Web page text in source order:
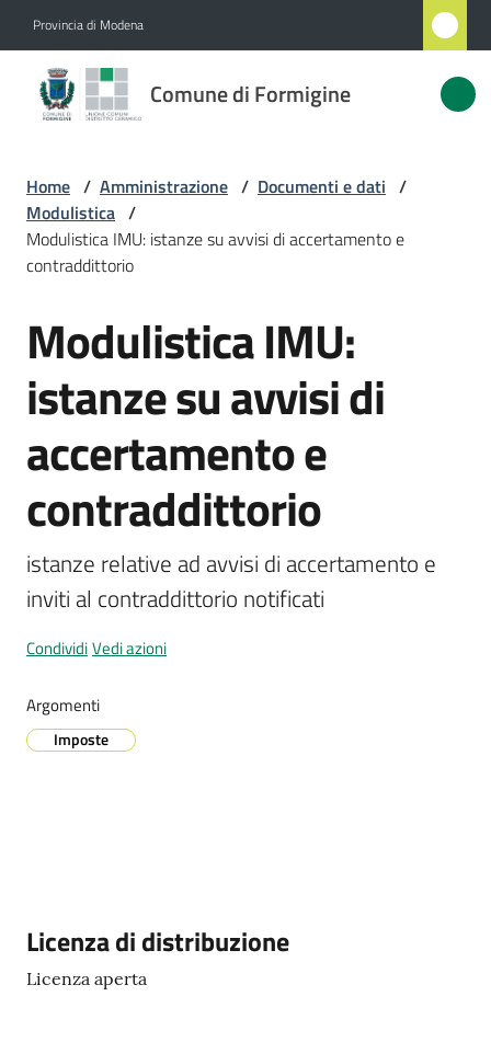
Provincia di Modena
Comune di Formigine
Comune
di
Amministrazione
Menu selezionato
Servizi
Vivere
Formigine
Prenotazione
appuntamenti
A
l
e
e
o
Home / Amministrazione / Documenti e dati /
Modulistica /
Modulistica IMU: istanze su avvisi di accertamento e
contraddittorio
Salta al contenuto
Modulistica IMU:
istanze su avvisi di
accertamento e
contraddittorio
istanze relative ad avvisi di accertamento e
inviti al contraddittorio notificati
CondividiVedi azioni
Argomenti
Imposte
Descrizione
Licenza di distribuzione
Licenza aperta